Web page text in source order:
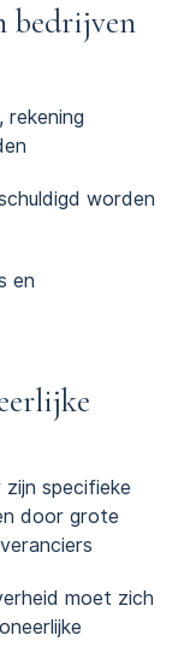
bedrijven
rekening
worden
en
specifieke
door grote
moet zich